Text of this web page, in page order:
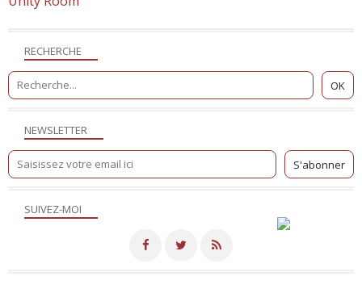
NEWSLETTER
SUIVEZ-MOI
RECHERCHE